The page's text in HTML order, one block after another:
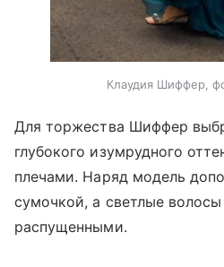
Клаудия Шиффер,
Для торжества Шиффер
глубокого изумрудного
плечами. Наряд модель
сумочкой, а светлые волосы
распущенными.